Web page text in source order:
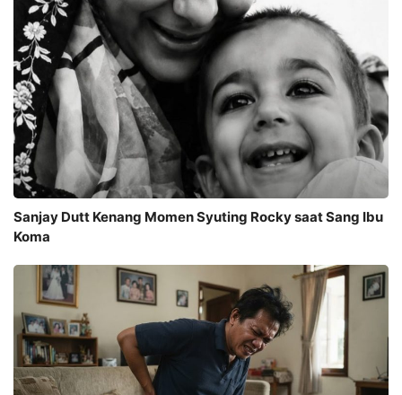
Sanjay Dutt Kenang Momen Syuting Rocky saat Sang Ibu
Koma